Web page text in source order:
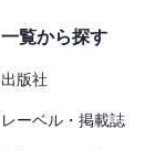
一覧から探す
出版社
レーベル・掲載誌